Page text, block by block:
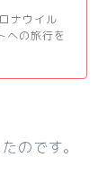
ナウイル
への旅行を
のです。